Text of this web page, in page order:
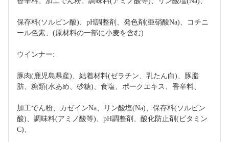
保存料(ソルビン酸)、pH調整剤、発色剤(亜硝酸Na)、コチニ
ール色素、(原材料の一部に小麦を含む)
ウインナー:
豚肉(鹿児島県産)、結着材料(ゼラチン、乳たん白)、豚脂
肪、糖類(水あめ、砂糖)、食塩、ポークエキス、香辛料、
加工でん粉、カゼインNa、リン酸塩(Na)、保存料(ソルビン
酸)、調味料(アミノ酸等)、pH調整剤、酸化防止剤(ビタミン
C)、